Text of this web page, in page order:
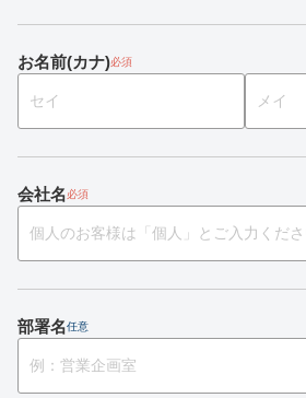
お名前(カナ)必須
会社名必須
部署名任意